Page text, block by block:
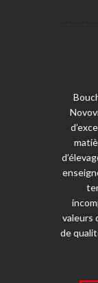
valeurs
de